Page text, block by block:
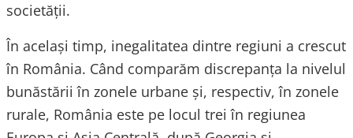
societății.
În acelaşi timp, inegalitatea dintre regiuni a crescut
în România. Când comparăm discrepanţa la nivelul
bunăstării în zonele urbane şi, respectiv, în zonele
rurale, România este pe locul trei în regiunea